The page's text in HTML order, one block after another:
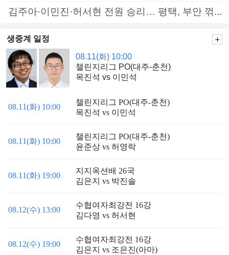
김주아·이민진·허서현 전원 승리… 평택, 부안 꺾고 5연승
생중계 일정
08.11(화) 10:00
챌린지리그 PO(대주-춘천)
목진석 vs 이민석
08.11(화) 10:00
챌린지리그 PO(대주-춘천)
목진석 vs 이민석
08.11(화) 10:00
챌린지리그 PO(대주-춘천)
윤준상 vs 허영락
08.11(화) 19:00
지지옥션배 26국
김은지 vs 박진솔
08.12(수) 13:00
수협여자최강전 16강
김다영 vs 허서현
08.12(수) 19:00
수협여자최강전 16강
김은지 vs 조은진(아마)